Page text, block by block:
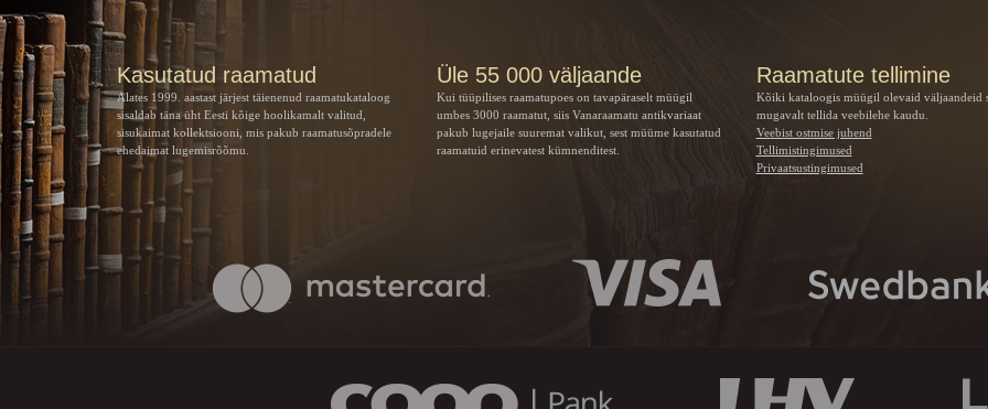
Kasutatud raamatud
Alates 1999. aastast järjest täienenud raamatukataloog
sisaldab täna üht Eesti kõige hoolikamalt valitud,
sisukaimat kollektsiooni, mis pakub raamatusõpradele
ehedaimat lugemisrõõmu.
Üle 55 000 väljaande
Kui tüüpilises raamatupoes on tavapäraselt müügil
umbes 3000 raamatut, siis Vanaraamatu antikvariaat
pakub lugejaile suuremat valikut, sest müüme kasutatud
raamatuid erinevatest kümnenditest.
Raamatute tellimine
Kõiki kataloogis müügil olevaid väljaandeid
mugavalt tellida veebilehe kaudu.
Veebist ostmise juhend
Tellimistingimused
Privaatsustingimused